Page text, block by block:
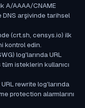
A/AAAA/CNAME
DNS arşivinde tarihsel
(crt.sh, censys.io) ilk
kontrol edin.
log'larında URL
isteklerin kullanıcı
rewrite log'larında
protection alarmlarını